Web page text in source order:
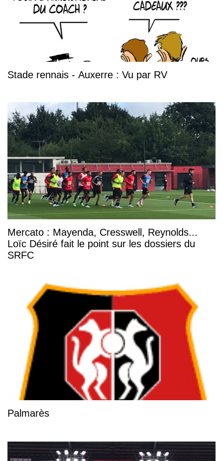
Stade rennais - Auxerre : Vu par RV
Mercato : Mayenda, Cresswell, Reynolds...
Loïc Désiré fait le point sur les dossiers du
SRFC
Palmarès